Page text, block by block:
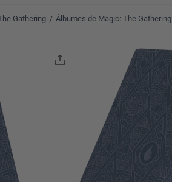
Gathering / Álbumes de Magic: The Gathering